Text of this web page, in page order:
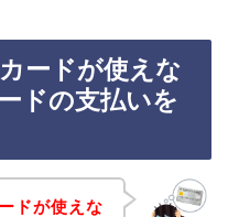
ードが使えな
ドの支払いを
ドが使えな